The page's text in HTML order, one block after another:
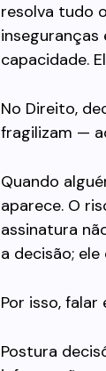
resolva tudo
inseguranças
capacidade.
No Direito,
fragilizam —
Quando
aparece. O
assinatura
a decisão;
Por isso,
Postura